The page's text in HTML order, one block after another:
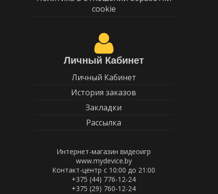
cookie
Личный Кабинет
Личный Кабинет
История заказов
Закладки
Рассылка
Интернет-магазин видеоигр
www.mydevice.by
Контакт-центр с 10:00 до 21:00
+375 (44) 776-12-24
+375 (29) 760-12-24